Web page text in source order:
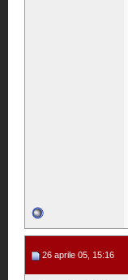
26 aprile 05, 15:16